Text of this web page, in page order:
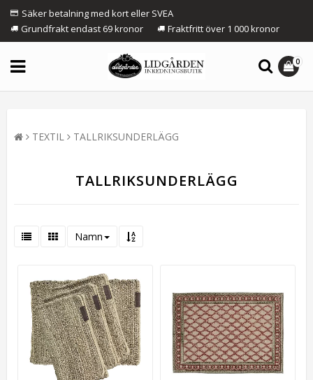
Säker betalning med kort eller SVEA
Grundfrakt endast 69 kronor
Fraktfritt över 1 000 kronor
0
TEXTIL TALLRIKSUNDERLÄGG
TALLRIKSUNDERLÄGG
Namn